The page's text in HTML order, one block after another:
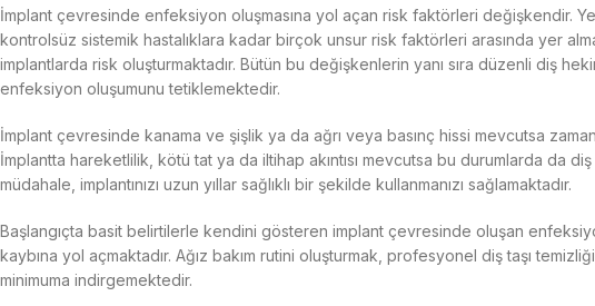
İmplant çevresinde enfeksiyon oluşmasına yol açan risk faktörleri değişkendir.
kontrolsüz sistemik hastalıklara kadar birçok unsur risk faktörleri arasında yer
implantlarda risk oluşturmaktadır. Bütün bu değişkenlerin yanı sıra düzenli diş
enfeksiyon oluşumunu tetiklemektedir.
İmplant çevresinde kanama ve şişlik ya da ağrı veya basınç hissi mevcutsa
İmplantta hareketlilik, kötü tat ya da iltihap akıntısı mevcutsa bu durumlarda da
müdahale, implantınızı uzun yıllar sağlıklı bir şekilde kullanmanızı sağlamaktadır.
Başlangıçta basit belirtilerle kendini gösteren implant çevresinde oluşan
kaybına yol açmaktadır. Ağız bakım rutini oluşturmak, profesyonel diş taşı
minimuma indirgemektedir.